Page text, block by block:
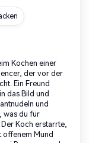
Kochen einer
der vor der
Ein Freund
das Bild und
und
was du für
Koch erstarrte,
offenem Mund